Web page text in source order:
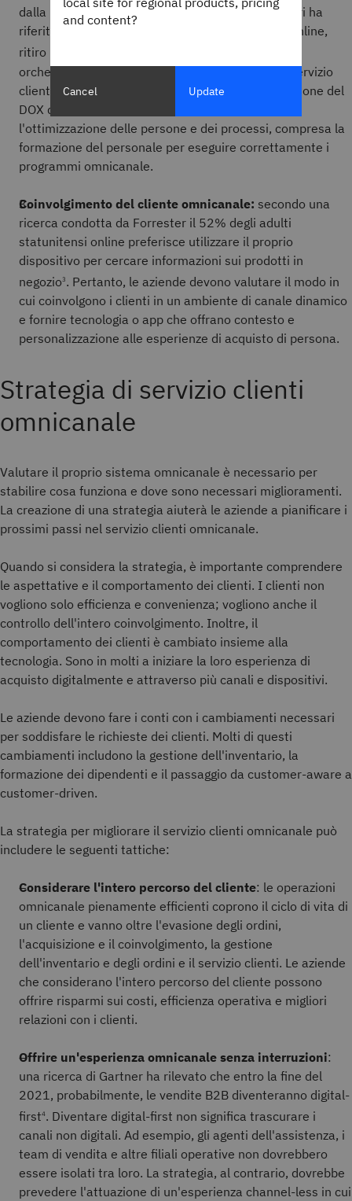
dalla pandemia di COVID-19, il 69% dei rivenditori ha
riferito di aver implementato il BOPIS (acquisto online,
ritiro in negozio).)
orchestrata correttamente, può comportare un servizio
clienti scadente e una perdita di clienti.La valutazione del
DOX dovrebbe concentrarsi sulla gestione e
l'ottimizzazione delle persone e dei processi, compresa la
formazione del personale per eseguire correttamente i
programmi omnicanale.
Coinvolgimento del cliente omnicanale: secondo una
ricerca condotta da Forrester il 52% degli adulti
statunitensi online preferisce utilizzare il proprio
dispositivo per cercare informazioni sui prodotti in
negozio 3 . Pertanto, le aziende devono valutare il modo in
cui coinvolgono i clienti in un ambiente di canale dinamico
e fornire tecnologia o app che offrano contesto e
personalizzazione alle esperienze di acquisto di persona.
Strategia di servizio clienti
omnicanale
Valutare il proprio sistema omnicanale è necessario per
stabilire cosa funziona e dove sono necessari miglioramenti.
La creazione di una strategia aiuterà le aziende a pianificare i
prossimi passi nel servizio clienti omnicanale.
Quando si considera la strategia, è importante comprendere
le aspettative e il comportamento dei clienti. I clienti non
vogliono solo efficienza e convenienza; vogliono anche il
controllo dell'intero coinvolgimento. Inoltre, il
comportamento dei clienti è cambiato insieme alla
tecnologia. Sono in molti a iniziare la loro esperienza di
acquisto digitalmente e attraverso più canali e dispositivi.
Le aziende devono fare i conti con i cambiamenti necessari
per soddisfare le richieste dei clienti. Molti di questi
cambiamenti includono la gestione dell'inventario, la
formazione dei dipendenti e il passaggio da customer-aware a
customer-driven.
La strategia per migliorare il servizio clienti omnicanale può
includere le seguenti tattiche:
Considerare l'intero percorso del cliente: le operazioni
omnicanale pienamente efficienti coprono il ciclo di vita di
un cliente e vanno oltre l'evasione degli ordini,
l'acquisizione e il coinvolgimento, la gestione
dell'inventario e degli ordini e il servizio clienti. Le aziende
che considerano l'intero percorso del cliente possono
offrire risparmi sui costi, efficienza operativa e migliori
relazioni con i clienti.
Offrire un'esperienza omnicanale senza interruzioni:
una ricerca di Gartner ha rilevato che entro la fine del
2021, probabilmente, le vendite B2B diventeranno digital-
first4. Diventare digital-first non significa trascurare i
canali non digitali. Ad esempio, gli agenti dell'assistenza, i
team di vendita e altre filiali operative non dovrebbero
essere isolati tra loro. La strategia, al contrario, dovrebbe
prevedere l'attuazione di un'esperienza channel-less in cui
and content?
Cancel Update